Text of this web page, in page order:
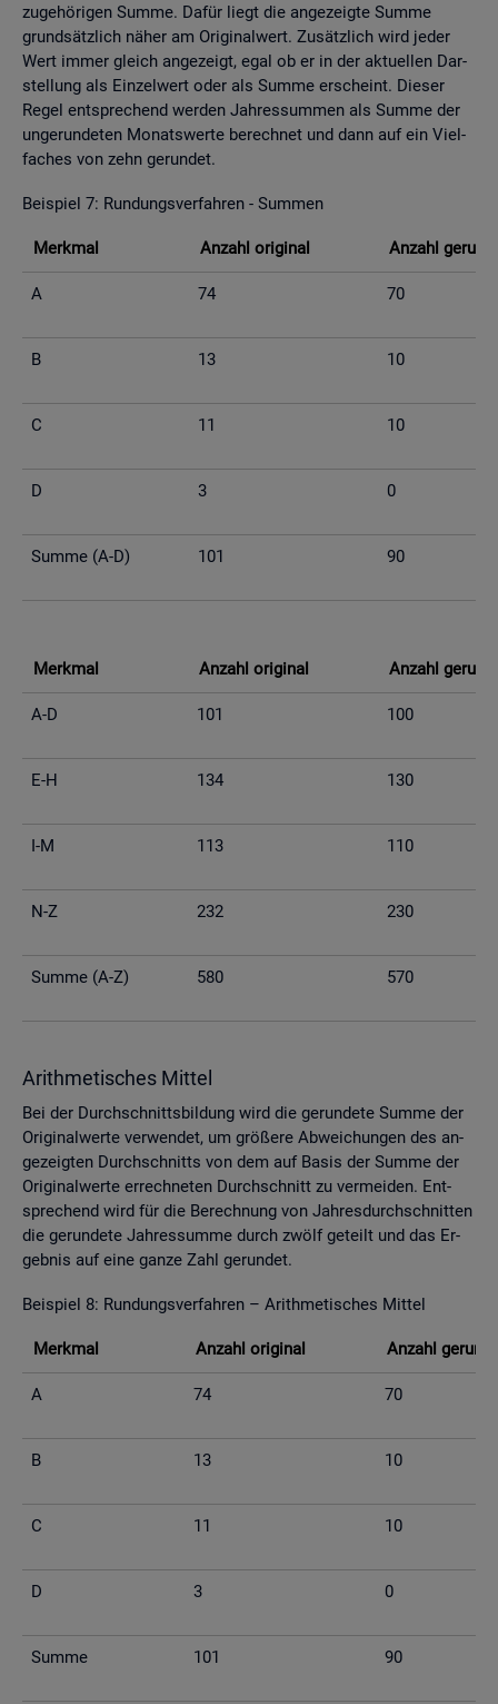
zu­ge­hö­ri­gen Summe. Dafür liegt die an­ge­zeig­te Summe
grund­sätz­lich näher am Ori­gi­nal­wert. Zu­sätz­lich wird jeder
Wert immer gleich an­ge­zeigt, egal ob er in der ak­tu­el­len Dar­
stel­lung als Ein­zel­wert oder als Summe er­scheint. Die­ser
Regel ent­spre­chend wer­den Jah­res­sum­men als Summe der
un­ge­run­de­ten Mo­nats­wer­te be­rech­net und dann auf ein Viel­
fa­ches von zehn ge­run­det.
Bei­spiel 7: Run­dungs­ver­fah­ren - Sum­men
Merk­mal An­zahl ori­gi­nal An­zahl
A 74 70
B 13 10
C 11 10
D 3 0
Summe (A-D) 101 90
Merk­mal An­zahl ori­gi­nal An­zahl
A-D 101 100
E-H 134 130
I-M 113 110
N-Z 232 230
Summe (A-Z) 580 570
Arith­me­ti­sches Mit­tel
Bei der Durch­schnitts­bil­dung wird die ge­run­de­te Summe der
Ori­gi­nal­wer­te ver­wen­det, um grö­ße­re Ab­wei­chun­gen des an­
ge­zeig­ten Durch­schnitts von dem auf Basis der Summe der
Ori­gi­nal­wer­te er­rech­ne­ten Durch­schnitt zu ver­mei­den. Ent­
spre­chend wird für die Be­rech­nung von Jah­res­durch­schnit­ten
die ge­run­de­te Jah­res­sum­me durch zwölf ge­teilt und das Er­
geb­nis auf eine ganze Zahl ge­run­det.
Bei­spiel 8: Run­dungs­ver­fah­ren – Arith­me­ti­sches Mit­tel
Merk­mal An­zahl ori­gi­nal An­zahl
A 74 70
B 13 10
C 11 10
D 3 0
Summe 101 90